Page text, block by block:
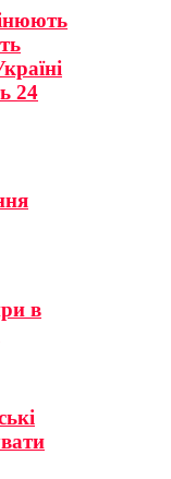
24
в